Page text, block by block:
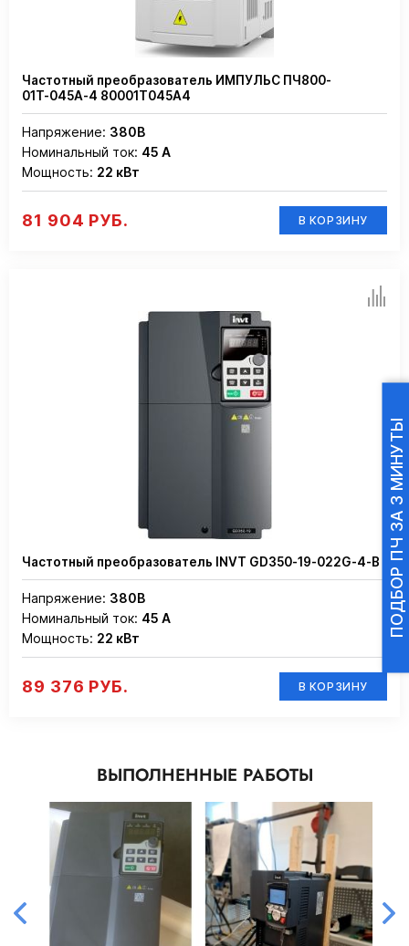
Частотный преобразователь ИМПУЛЬС ПЧ800-
01Т-045А-4 80001Т045А4
Напряжение: 380В
Номинальный ток: 45 А
Мощность: 22 кВт
81 904 РУБ. В КОРЗИНУ
Частотный преобразователь INVT GD350-19-022G-4-B
Напряжение: 380В
Номинальный ток: 45 А
Мощность: 22 кВт
89 376 РУБ. В КОРЗИНУ
ВЫПОЛНЕННЫЕ РАБОТЫ
ПОДБОР ПЧ ЗА 3 МИНУТЫ